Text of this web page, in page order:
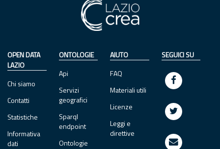
OPEN DATA
LAZIO
Chi siamo
Contatti
Statistiche
Informativa
dati
ONTOLOGIE
Api
Servizi
geografici
Sparql
endpoint
Ontologie
AIUTO
FAQ
Materiali utili
Licenze
Leggi e
direttive
SEGUICI SU